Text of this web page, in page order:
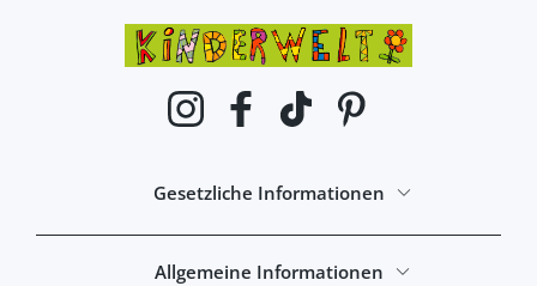
InstagramFacebookTikTok
Gesetzliche Informationen
Allgemeine Informationen